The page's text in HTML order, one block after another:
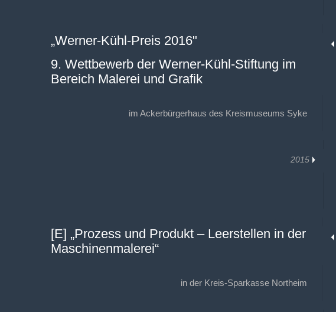
„Werner-Kühl-Preis 2016"
9. Wettbewerb der Werner-Kühl-Stiftung im
Bereich Malerei und Grafik
im Ackerbürgerhaus des Kreismuseums Syke
2015
[E] „Prozess und Produkt – Leerstellen in der
Maschinenmalerei“
in der Kreis-Sparkasse Northeim